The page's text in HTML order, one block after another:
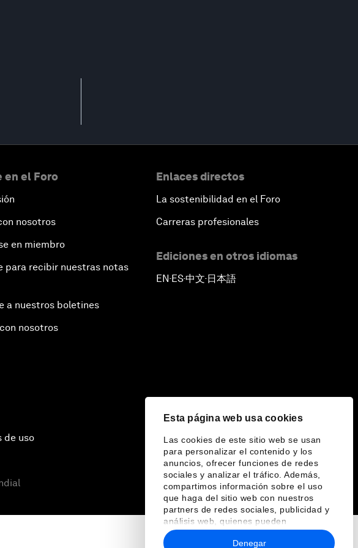
Esta página web usa cookies
Las cookies de este sitio web se usan
para personalizar el contenido y los
anuncios, ofrecer funciones de redes
sociales y analizar el tráfico. Además,
compartimos información sobre el uso
que haga del sitio web con nuestros
partners de redes sociales, publicidad y
análisis web, quienes pueden
combinarla con otra información que les
haya proporcionado o que hayan
Denegar
en el Foro
nosotros
en miembro
para recibir nuestras notas
a nuestros boletines
nosotros
Enlaces directos
La sostenibilidad en el Foro
Carreras profesionales
Ediciones en otros idiomas
EN▪ES▪中文▪ 日本語
de uso